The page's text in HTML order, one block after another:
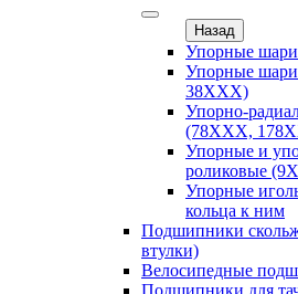
Назад
Упорные
Упорные
38ХХХ)
Упорно-
(78XXX,
Упорные и
роликовые
Упорные
кольца к ним
Подшипники
втулки)
Велосипедные